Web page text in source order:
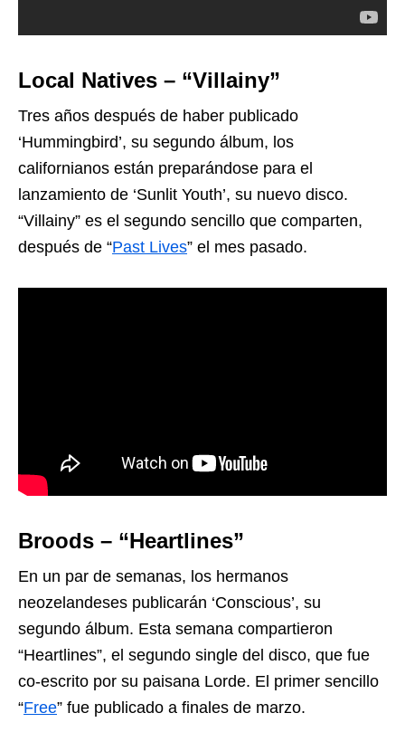
Local Natives – “Villainy”
Tres años después de haber publicado
‘Hummingbird’, su segundo álbum, los
californianos están preparándose para el
lanzamiento de ‘Sunlit Youth’, su nuevo disco.
“Villainy” es el segundo sencillo que comparten,
después de “Past Lives” el mes pasado.
Broods – “Heartlines”
En un par de semanas, los hermanos
neozelandeses publicarán ‘Conscious’, su
segundo álbum. Esta semana compartieron
“Heartlines”, el segundo single del disco, que fue
co-escrito por su paisana Lorde. El primer sencillo
“Free” fue publicado a finales de marzo.